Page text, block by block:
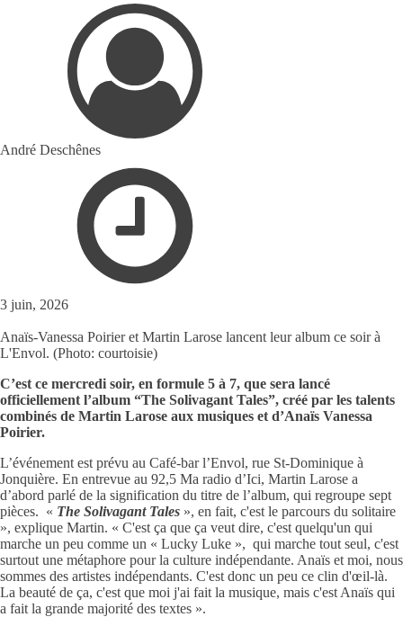
André Deschênes
3 juin, 2026
Anaïs-Vanessa Poirier et Martin Larose lancent leur album ce soir à
L'Envol. (Photo: courtoisie)
C’est ce mercredi soir, en formule 5 à 7, que sera lancé
officiellement l’album “The Solivagant Tales”, créé par les talents
combinés de Martin Larose aux musiques et d’Anaïs Vanessa
Poirier.
L’événement est prévu au Café-bar l’Envol, rue St-Dominique à
Jonquière. En entrevue au 92,5 Ma radio d’Ici, Martin Larose a
d’abord parlé de la signification du titre de l’album, qui regroupe sept
pièces. « The Solivagant Tales », en fait, c'est le parcours du solitaire
», explique Martin. « C'est ça que ça veut dire, c'est quelqu'un qui
marche un peu comme un « Lucky Luke », qui marche tout seul, c'est
surtout une métaphore pour la culture indépendante. Anaïs et moi, nous
sommes des artistes indépendants. C'est donc un peu ce clin d'œil-là.
La beauté de ça, c'est que moi j'ai fait la musique, mais c'est Anaïs qui
a fait la grande majorité des textes ».